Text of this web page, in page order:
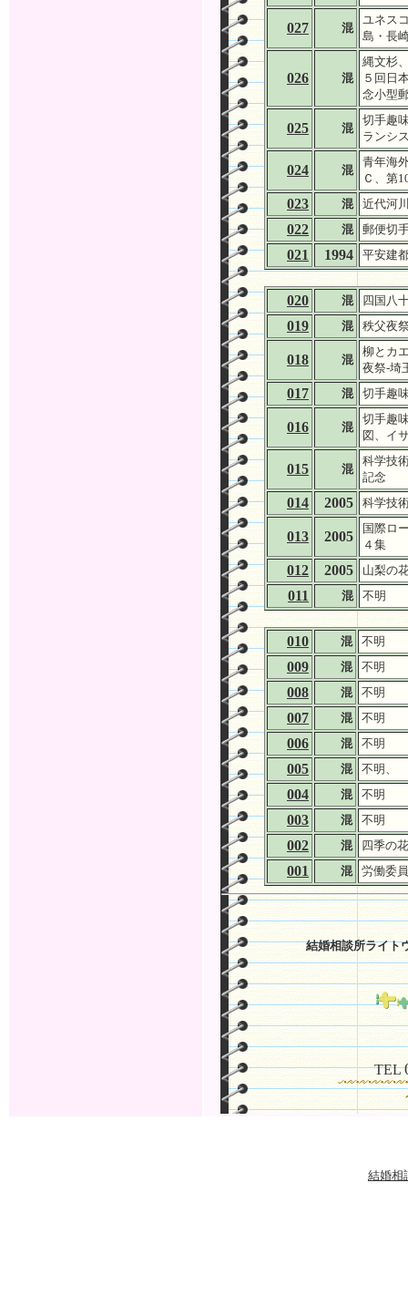
027 混
ユネス
島・長
026 混
縄文杉
５回日
念小型
025 混
切手
ランシ
024 混
青年海
Ｃ、第
023 混 近代河
022 混 郵便切
021 1994 平安建
020 混 四国八
019 混 秩父夜
018 混
柳とカ
夜祭-埼
017 混 切手趣
016 混
切手趣
図、イ
015 混
科学技
記念
014 2005 科学技
013 2005
国際ロ
４集
012 2005 山梨の
011 混 不明
010 混 不明
009 混 不明
008 混 不明
007 混 不明
006 混 不明
005 混 不明、
004 混 不明
003 混 不明
002 混 四季の
001 混 労働委
結婚相談所ライト
TEL
結婚